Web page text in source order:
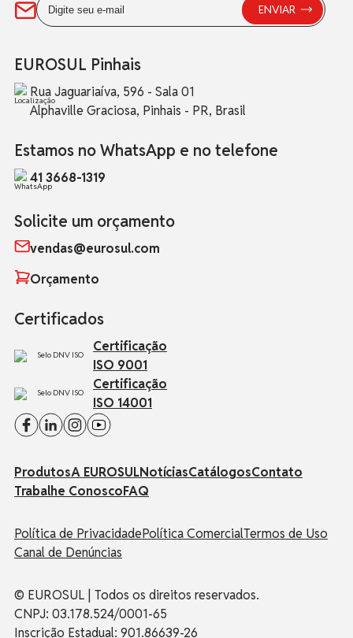
EUROSUL Pinhais
Rua Jaguariaíva, 596 - Sala 01
Alphaville Graciosa, Pinhais - PR, Brasil
Estamos no WhatsApp e no telefone
41 3668-1319
Solicite um orçamento
vendas@eurosul.com
Orçamento
Certificados
Certificação
ISO 9001
Certificação
ISO 14001
ProdutosA EUROSULNotíciasCatálogosContato
Trabalhe ConoscoFAQ
Política de PrivacidadePolítica ComercialTermos de Uso
Canal de Denúncias
© EUROSUL | Todos os direitos reservados.
CNPJ: 03.178.524/0001-65
Inscrição Estadual: 901.86639-26